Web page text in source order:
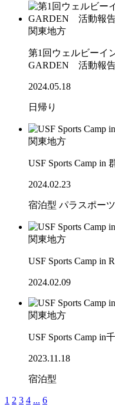
関東地方
第1回ウェルビーイ
GARDEN 活動報告
2024.05.18
日帰り
関東地方
USF Sports Camp
2024.02.23
宿泊型 パラスポーツ
関東地方
USF Sports Camp
2024.02.09
関東地方
USF Sports Camp in
2023.11.18
宿泊型
1 2 3 4 ... 6